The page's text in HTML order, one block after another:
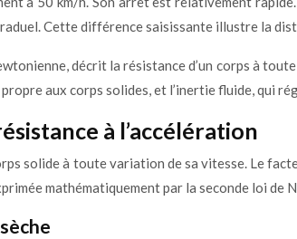
Cette différence saisissante illustre la
décrit la résistance d’un corps à
aux corps solides, et l’inertie fluide, qui
à l’accélération
solide à toute variation de sa vitesse. Le
mathématiquement par la seconde loi de